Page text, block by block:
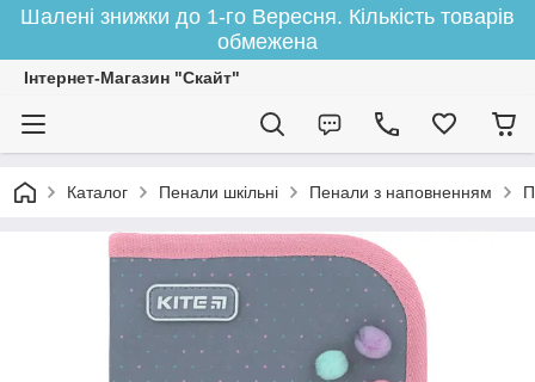
Шалені знижки до 1-го Вересня. Кількість товарів
обмежена
Інтернет-Магазин "Скайт"
Каталог Пенали шкільні Пенали з наповненням